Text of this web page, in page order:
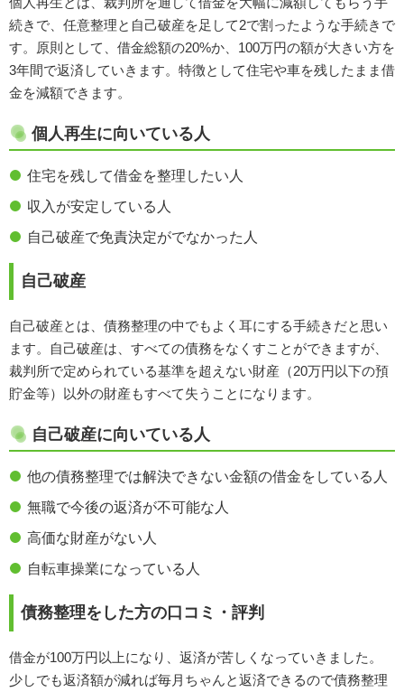
続きで、任意整理と自己破産を足して2で割ったような手続きで
す。原則として、借金総額の20%か、100万円の額が大きい方を
3年間で返済していきます。特徴として住宅や車を残したまま借
金を減額できます。
個人再生に向いている人
住宅を残して借金を整理したい人
収入が安定している人
自己破産で免責決定がでなかった人
自己破産
自己破産とは、債務整理の中でもよく耳にする手続きだと思い
ます。自己破産は、すべての債務をなくすことができますが、
裁判所で定められている基準を超えない財産（20万円以下の預
貯金等）以外の財産もすべて失うことになります。
自己破産に向いている人
他の債務整理では解決できない金額の借金をしている人
無職で今後の返済が不可能な人
高価な財産がない人
自転車操業になっている人
債務整理をした方の口コミ・評判
借金が100万円以上になり、返済が苦しくなっていきました。
少しでも返済額が減れば毎月ちゃんと返済できるので債務整理